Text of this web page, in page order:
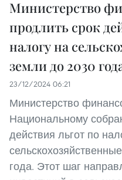
Министерство
продлить срок
налогу на
земли до 2030
23/12/2024 06:21
Министерство
Национальному
действия льгот по
года. Этот шаг